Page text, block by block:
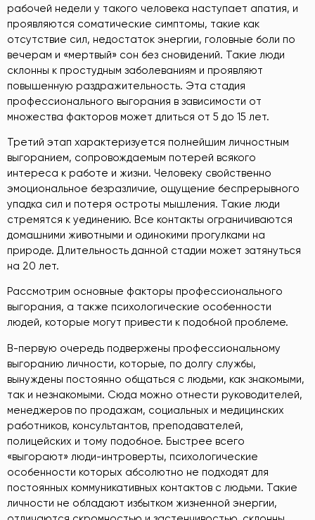
рабочей недели у такого человека наступает апатия, и
проявляются соматические симптомы, такие как
отсутствие сил, недостаток энергии, головные боли по
вечерам и «мертвый» сон без сновидений. Такие люди
склонны к простудным заболеваниям и проявляют
повышенную раздражительность. Эта стадия
профессионального выгорания в зависимости от
множества факторов может длиться от 5 до 15 лет.
Третий этап характеризуется полнейшим личностным
выгоранием, сопровождаемым потерей всякого
интереса к работе и жизни. Человеку свойственно
эмоциональное безразличие, ощущение беспрерывного
упадка сил и потеря остроты мышления. Такие люди
стремятся к уединению. Все контакты ограничиваются
домашними животными и одинокими прогулками на
природе. Длительность данной стадии может затянуться
на 20 лет.
Рассмотрим основные факторы профессионального
выгорания, а также психологические особенности
людей, которые могут привести к подобной проблеме.
В-первую очередь подвержены профессиональному
выгоранию личности, которые, по долгу службы,
вынуждены постоянно общаться с людьми, как знакомыми,
так и незнакомыми. Сюда можно отнести руководителей,
менеджеров по продажам, социальных и медицинских
работников, консультантов, преподавателей,
полицейских и тому подобное. Быстрее всего
«выгорают» люди-интроверты, психологические
особенности которых абсолютно не подходят для
постоянных коммуникативных контактов с людьми. Такие
личности не обладают избытком жизненной энергии,